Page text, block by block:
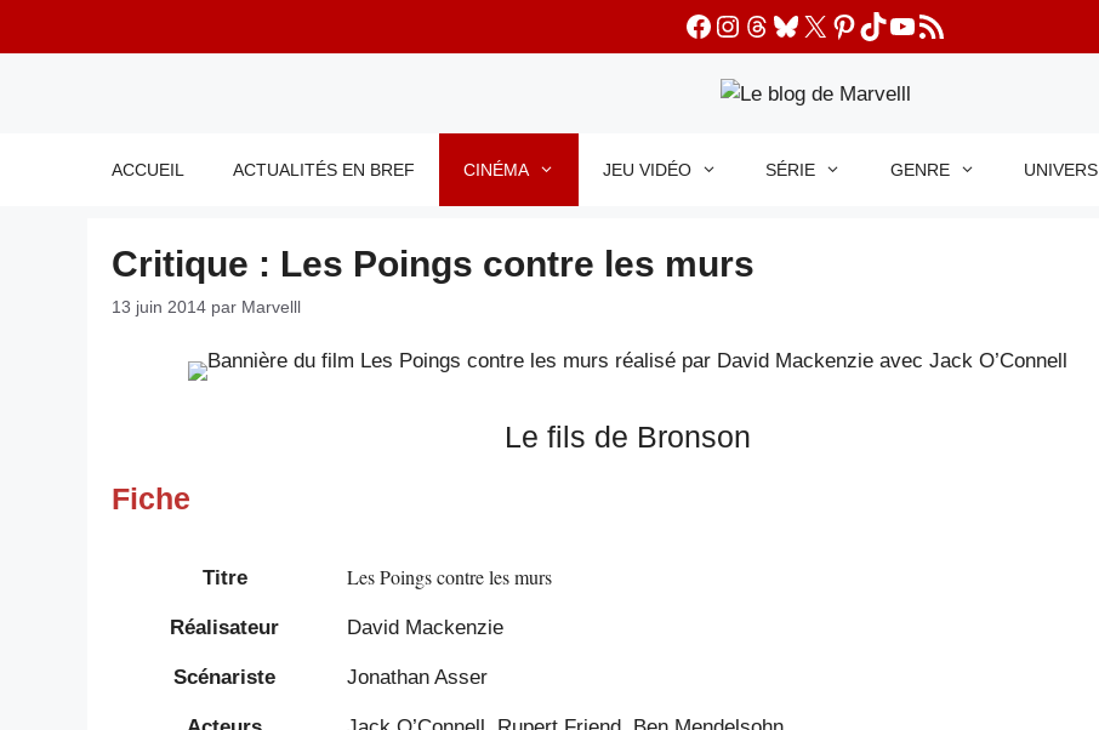
Facebook
Instagram
Threads
Bluesky
X Pinterest
TikTok
YouTube
Flux RSS
ACCUEIL ACTUALITÉS EN BREF CINÉMA JEU VIDÉO SÉRIE GENRE UNIVERS
Critique : Les Poings contre les murs
13 juin 2014 par Marvelll
Le fils de Bronson
Fiche
Titre Les Poings contre les murs
Réalisateur David Mackenzie
Scénariste Jonathan Asser